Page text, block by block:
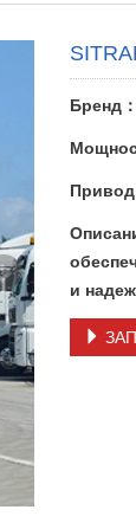
Бренд
Привод
и